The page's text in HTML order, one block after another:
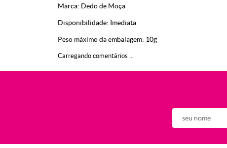
Marca: Dedo de Moça
Disponibilidade: Imediata
Peso máximo da embalagem: 10g
Carregando comentários ...